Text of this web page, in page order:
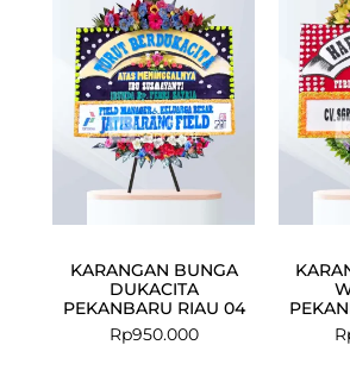
KARANGAN BUNGA
DUKACITA
PEKANBARU RIAU 04
Rp950.000